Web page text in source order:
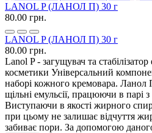
LANOL P (ЛАНОЛ П) 30 г
80.00 грн.
LANOL P (ЛАНОЛ П) 30 г
80.00 грн.
Lanol P - загущувач та
косметики Універсальний
наборі кожного кремовара. Ланол
щільні емульсії, працюючи в парі
Виступаючи в якості жирного
при цьому не залишає відчуття
забиває пори. За допомогою